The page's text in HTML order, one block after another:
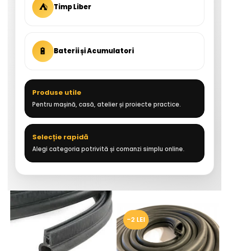
⛺ Timp Liber
🔋 Baterii și Acumulatori
Produse utile
Pentru mașină, casă, atelier și proiecte practice.
Selecție rapidă
Alegi categoria potrivită și comanzi simplu online.
-2 LEI